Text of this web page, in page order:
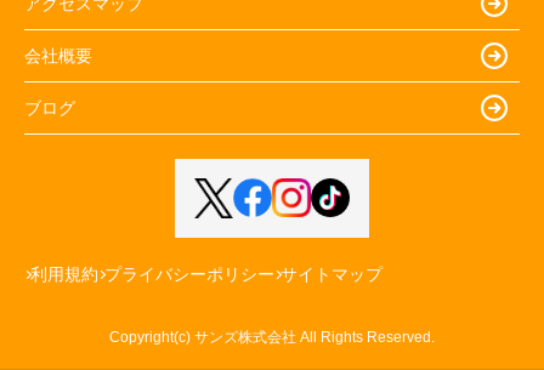
会社概要
ブログ
利用規約 プライバシーポリシー サイトマップ
Copyright(c) サンズ株式会社 All Rights Reserved.